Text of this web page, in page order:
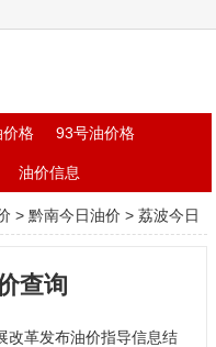
格 93号油价格
油价信息
> 黔南今日油价 > 荔波今日
查询
改革发布油价指导信息结